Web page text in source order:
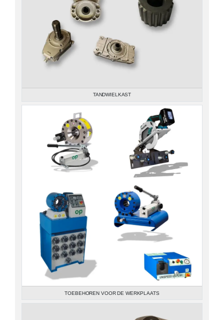
TANDWIELKAST
TOEBEHOREN VOOR DE WERKPLAATS